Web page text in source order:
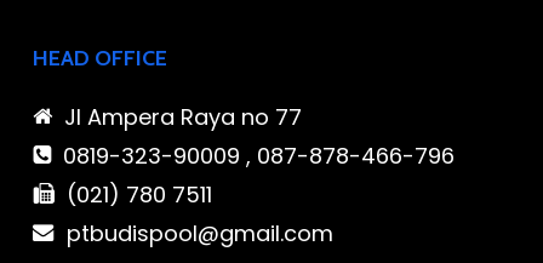
HEAD OFFICE
Jl Ampera Raya no 77
0819-323-90009 , 087-878-466-796
(021) 780 7511
ptbudispool@gmail.com